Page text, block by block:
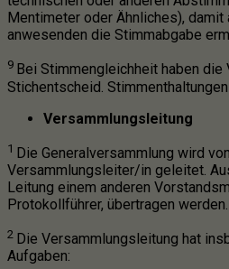
Mentimeter oder Ähnliches),
anwesenden die Stimmabgabe
9 Bei Stimmengleichheit haben
Stichentscheid.
Versammlungsleitung
1 Die Generalversammlung wird
Versammlungsleiter/in geleitet.
Leitung einem anderen
Protokollführer, übertragen werden.
2 Die Versammlungsleitung hat
Aufgaben: